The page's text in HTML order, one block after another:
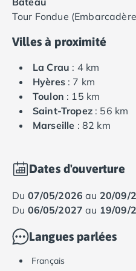
Camping en bord de mer
Camping en bord de mer
Camping en bord de mer
Camping en bord de mer
Camping en bord de mer
Camping en bord de mer
Camping en bord de mer
Camping Les Alpes
Camping Méditerranée
Camping Sud Ouest
Offres spéciales
Bons plans du moment
Avantages & autres
Programme de fidélité
Tour Fondue
Villes à proximité
La Crau : 4 km
Hyères: 7 km
Toulon : 15 km
Saint-Tropez: 56 km
Marseille : 82 km
Dates d'ouverture
du 07/05/2026 au 20/09/
du 06/05/2027 au 19/09/
Langues parlées
Français